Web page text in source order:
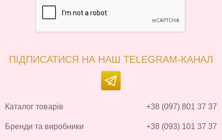
ПІДПИСАТИСЯ НА НАШ TELEGRAM-КАНАЛ
Каталог товарів
Бренди та виробники
+38 (097) 801 37 37
+38 (093) 101 37 37